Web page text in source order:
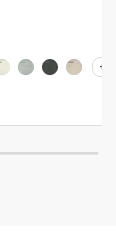
plus -
+ 3